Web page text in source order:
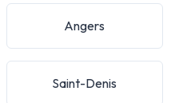
Angers
Saint-Denis